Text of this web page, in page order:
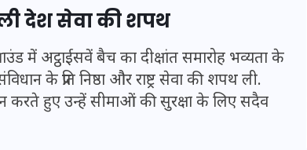
देश सेवा की शपथ
में अट्ठाईसवें बैच का दीक्षांत समारोह भव्यता के
के प्रति निष्ठा और राष्ट्र सेवा की शपथ ली.
करते हुए उन्हें सीमाओं की सुरक्षा के लिए सदैव
मन के हारे हार है!
19 सितम्बर 2024